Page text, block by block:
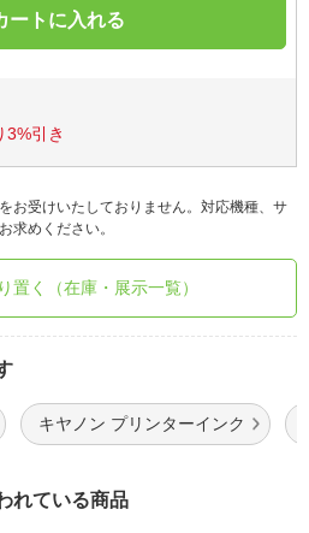
ートに入れる
3%引き
お受けいたしておりません。対応機種、サ
求めください。
置く（在庫・展示一覧）
キヤノン プリンターインク
れている商品